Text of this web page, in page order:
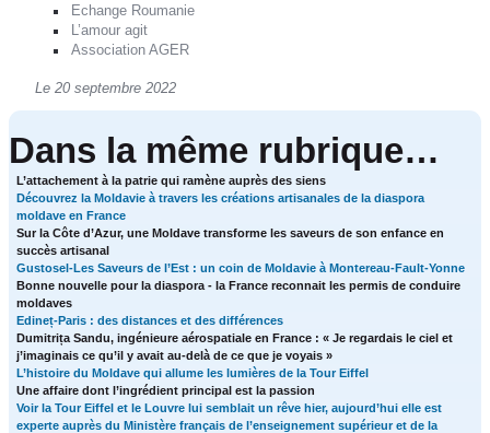
Echange Roumanie
L’amour agit
Association AGER
Le 20 septembre 2022
Dans la même rubrique…
L’attachement à la patrie qui ramène auprès des siens
Découvrez la Moldavie à travers les créations artisanales de la diaspora
moldave en France
Sur la Côte d’Azur, une Moldave transforme les saveurs de son enfance en
succès artisanal
Gustosel-Les Saveurs de l’Est : un coin de Moldavie à Montereau-Fault-Yonne
Bonne nouvelle pour la diaspora - la France reconnait les permis de conduire
moldaves
Edineț-Paris : des distances et des différences
Dumitrița Sandu, ingénieure aérospatiale en France : « Je regardais le ciel et
j’imaginais ce qu’il y avait au-delà de ce que je voyais »
L’histoire du Moldave qui allume les lumières de la Tour Eiffel
Une affaire dont l’ingrédient principal est la passion
Voir la Tour Eiffel et le Louvre lui semblait un rêve hier, aujourd’hui elle est
experte auprès du Ministère français de l’enseignement supérieur et de la